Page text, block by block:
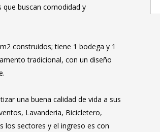
que buscan comodidad y
construidos; tiene 1 bodega y 1
tradicional, con un diseño
una buena calidad de vida a sus
Lavanderia, Bicicletero,
los sectores y el ingreso es con